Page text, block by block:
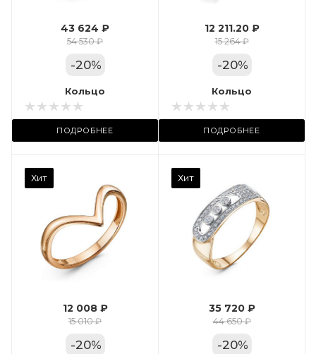
43 624 ₽
54 530 ₽
-20%
Кольцо
ПОДРОБНЕЕ
Цвет золота
КРАС
Местоположение:
ТРЦ «Арена»
12 211.20 ₽
15 264 ₽
-20%
Кольцо
ПОДРОБНЕЕ
Хит
12 008 ₽
15 010 ₽
-20%
Хит
Вес драгметалла
Марка (бренд)
Дельта
Фианит
Цвет золота
КРАС
35 720 ₽
44 650 ₽
-20%